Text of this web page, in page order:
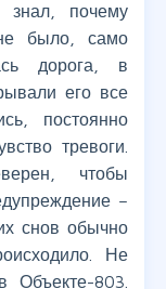
почему
было, само
дорога, в
его все
постоянно
тревоги.
чтобы
–
снов обычно
Не
803.